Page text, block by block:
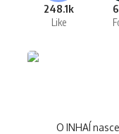
248.1k
Like
O INHAÍ